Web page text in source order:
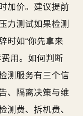
加价。建议提前
力测试如果检测
时如“你先拿来
用。如何判断
测服务有三个信
、隔离决策与维
费、拆机费、